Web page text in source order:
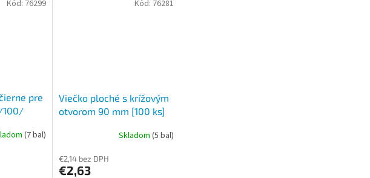
pre
100/
(7 bal)
Kód: 76299
Viečko ploché s krížovým
otvorom 90 mm [100 ks]
Skladom(5 bal)
€2,14 bez DPH
€2,63
Kód: 76281